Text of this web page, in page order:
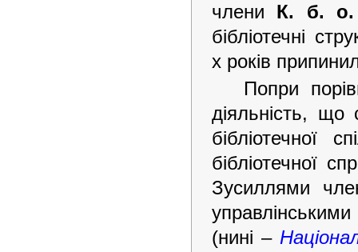
члени К. б. о.
бібліотечні
х років
Попри
діяльність, що
бібліотечної
бібліотечної
Зусиллями
(нині –